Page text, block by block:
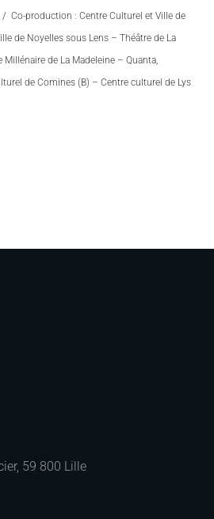
/ Co-production : Centre Culturel et Ville de
de Noyelles sous Lens – Théâtre de La
Millénaire de La Madeleine – Quanta,
de Comines (B) – Centre culturel de Lys
59 800 Lille